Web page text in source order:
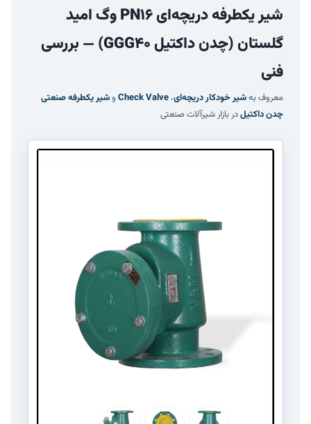
شیر یکطرفه دریچه‌ای PN16 وگ امید
گلستان (چدن داکتیل GGG40) — بررسی
فنی
معروف بهشیر خودکار دریچه‌ای، Check Valve وشیر یکطرفه صنعتی
چدن داکتیلدر بازار شیرآلات صنعتی